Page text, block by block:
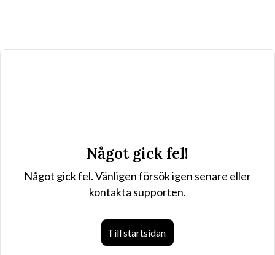
Något gick fel!
Något gick fel. Vänligen försök igen senare eller
kontakta supporten.
Till startsidan